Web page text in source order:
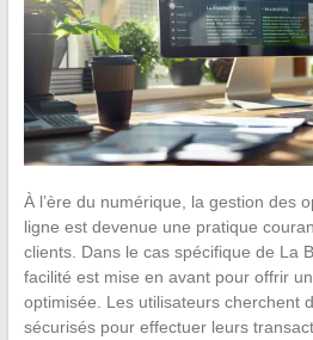
À l’ère du numérique, la gestion des
ligne est devenue une pratique
clients. Dans le cas spécifique de La
facilité est mise en avant pour offrir
optimisée. Les utilisateurs cherchent
sécurisés pour effectuer leurs